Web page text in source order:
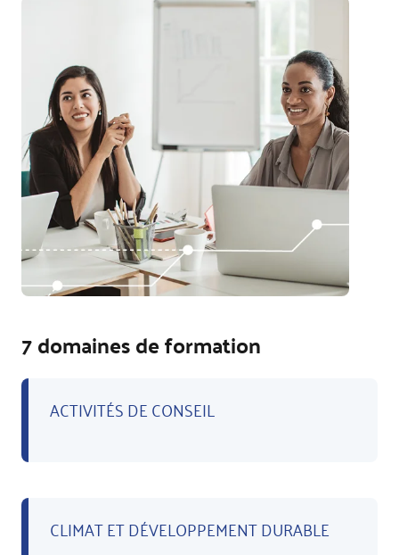
7 domaines de formation
ACTIVITÉS DE CONSEIL
CLIMAT ET DÉVELOPPEMENT DURABLE